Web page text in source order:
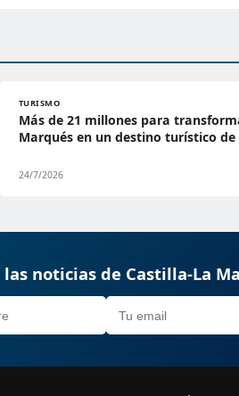
TURISMO
Más de 21 millones para
Marqués en un destino turístico de
24/7/2026
las noticias de Castilla-La